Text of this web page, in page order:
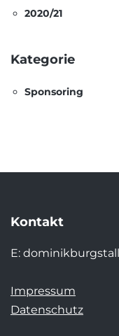
2020/21
Kategorie
Sponsoring
Kontakt
E:
Impressum
Datenschutz